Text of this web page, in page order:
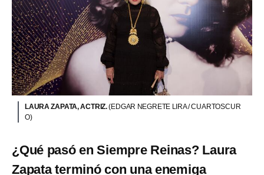
LAURA ZAPATA, ACTRIZ.(EDGAR NEGRETE LIRA / CUARTOSCUR
O)
¿Qué pasó en Siempre Reinas? Laura
Zapata terminó con una enemiga